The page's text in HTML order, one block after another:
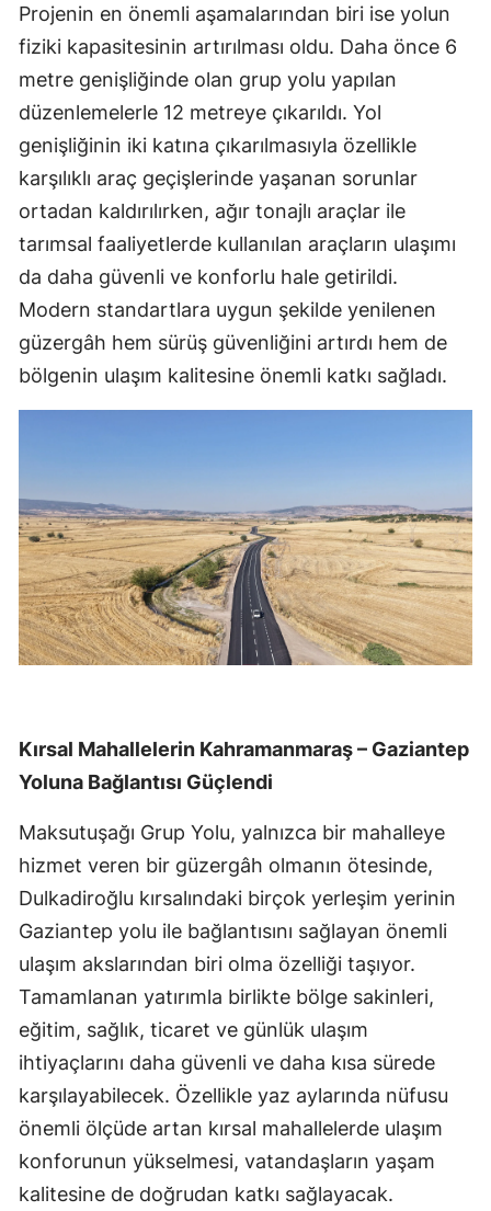
Projenin en önemli aşamalarından biri ise yolun
fiziki kapasitesinin artırılması oldu. Daha önce 6
metre genişliğinde olan grup yolu yapılan
düzenlemelerle 12 metreye çıkarıldı. Yol
genişliğinin iki katına çıkarılmasıyla özellikle
karşılıklı araç geçişlerinde yaşanan sorunlar
ortadan kaldırılırken, ağır tonajlı araçlar ile
tarımsal faaliyetlerde kullanılan araçların ulaşımı
da daha güvenli ve konforlu hale getirildi.
Modern standartlara uygun şekilde yenilenen
güzergâh hem sürüş güvenliğini artırdı hem de
bölgenin ulaşım kalitesine önemli katkı sağladı.
Kırsal Mahallelerin Kahramanmaraş – Gaziantep
Yoluna Bağlantısı Güçlendi
Maksutuşağı Grup Yolu, yalnızca bir mahalleye
hizmet veren bir güzergâh olmanın ötesinde,
Dulkadiroğlu kırsalındaki birçok yerleşim yerinin
Gaziantep yolu ile bağlantısını sağlayan önemli
ulaşım akslarından biri olma özelliği taşıyor.
Tamamlanan yatırımla birlikte bölge sakinleri,
eğitim, sağlık, ticaret ve günlük ulaşım
ihtiyaçlarını daha güvenli ve daha kısa sürede
karşılayabilecek. Özellikle yaz aylarında nüfusu
önemli ölçüde artan kırsal mahallelerde ulaşım
konforunun yükselmesi, vatandaşların yaşam
kalitesine de doğrudan katkı sağlayacak.